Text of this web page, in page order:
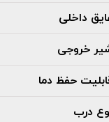
داخلی
خروجی
حفظ دما
درب